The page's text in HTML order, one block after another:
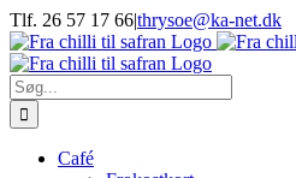
Skip
to
content
Tlf. 26 57 17 66|thrysoe@ka-net.dk
Facebook
Instagram
Søg
efter:
Café